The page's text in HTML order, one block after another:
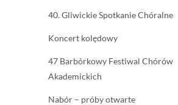
40. Gliwickie Spotkanie Chóralne
Koncert kolędowy
47 Barbórkowy Festiwal Chórów
Akademickich
Nabór – próby otwarte